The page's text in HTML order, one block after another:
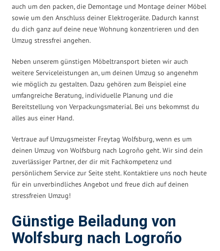
auch um den packen, die Demontage und Montage deiner Möbel
sowie um den Anschluss deiner Elektrogeräte. Dadurch kannst
du dich ganz auf deine neue Wohnung konzentrieren und den
Umzug stressfrei angehen.
Neben unserem günstigen Möbeltransport bieten wir auch
weitere Serviceleistungen an, um deinen Umzug so angenehm
wie möglich zu gestalten. Dazu gehören zum Beispiel eine
umfangreiche Beratung, individuelle Planung und die
Bereitstellung von Verpackungsmaterial. Bei uns bekommst du
alles aus einer Hand.
Vertraue auf Umzugsmeister Freytag Wolfsburg, wenn es um
deinen Umzug von Wolfsburg nach Logroño geht. Wir sind dein
zuverlässiger Partner, der dir mit Fachkompetenz und
persönlichem Service zur Seite steht. Kontaktiere uns noch heute
für ein unverbindliches Angebot und freue dich auf deinen
stressfreien Umzug!
Günstige Beiladung von
Wolfsburg nach Logroño